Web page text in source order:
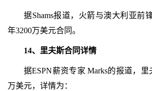
据Shams报道，火箭与澳大利亚前
年3200万美元合同。
14、里夫斯合同详情
据ESPN薪资专家 Marks的报道，里
万美元，详情为：